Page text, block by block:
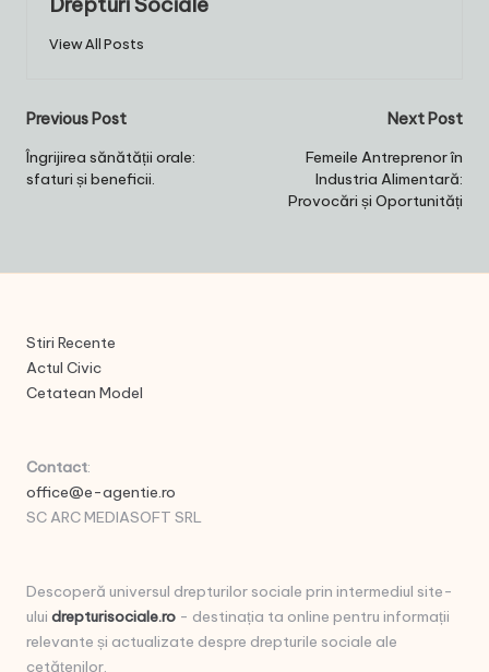
View All Posts
Post
navigation
Previous Post
Îngrijirea sănătății orale:
sfaturi și beneficii.
Next Post
Femeile Antreprenor în
Industria Alimentară:
Provocări și Oportunități
Stiri Recente
Actul Civic
Cetatean Model
Contact:
office@e-agentie.ro
SC ARC MEDIASOFT SRL
Descoperă universul drepturilor sociale prin intermediul site-
ului drepturisociale.ro - destinația ta online pentru informații
relevante și actualizate despre drepturile sociale ale
cetățenilor.